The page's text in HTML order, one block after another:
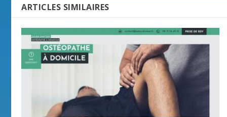
ARTICLES SIMILAIRES